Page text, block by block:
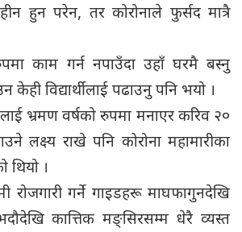
हुन परेन, तर कोरोनाले फुर्सद मात्रै
काम गर्न नपाउँदा उहाँ घरमै बस्नु
विद्यार्थीलाई पढाउनु पनि भयो ।
भ्रमण वर्षको रुपमा मनाएर करिव २०
लक्ष्य राखे पनि कोरोना महामारीका
।
रोजगारी गर्ने गाइडहरू माघफागुनदेखि
कात्तिक मङ्सिरसम्म धेरै व्यस्त